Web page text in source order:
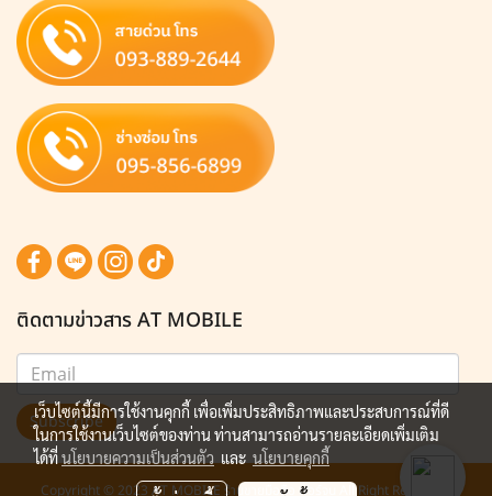
ติดตามข่าวสาร AT MOBILE
Subscribe
Copyright © 2023 AT MOBILE ร้านขายมือถือ ฟอร์จูน All Right Reserved.
เว็บไซต์นี้มีการใช้งานคุกกี้ เพื่อเพิ่มประสิทธิภาพและประสบการณ์ที่ดี
ในการใช้งานเว็บไซต์ของท่าน ท่านสามารถอ่านรายละเอียดเพิ่มเติม
ได้ที่นโยบายความเป็นส่วนตัว และ นโยบายคุกกี้